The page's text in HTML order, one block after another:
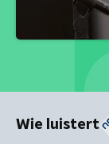
Wie luistert